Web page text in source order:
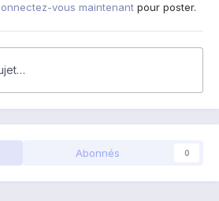
vous maintenant pour poster.
Abonnés 0